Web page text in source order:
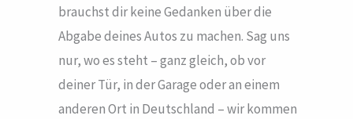
brauchst dir keine Gedanken über die
Abgabe deines Autos zu machen. Sag uns
nur, wo es steht – ganz gleich, ob vor
deiner Tür, in der Garage oder an einem
anderen Ort in Deutschland – wir kommen